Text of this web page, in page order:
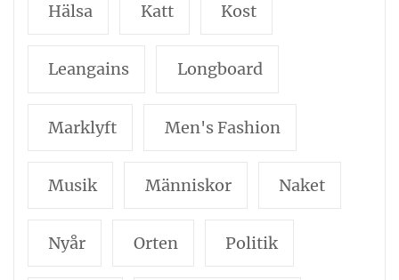
Hälsa Katt Kost
Leangains Longboard
Marklyft Men's Fashion
Musik Människor Naket
Nyår Orten Politik